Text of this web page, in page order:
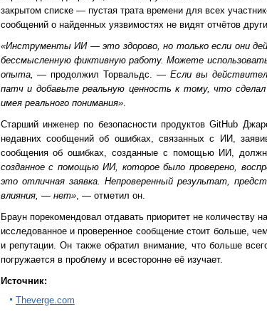
закрытом списке — пустая трата времени для всех
сообщений о найденных уязвимостях не видят отчётов
«Инструменты ИИ — это здорово, но только если они
бессмысленную фиктивную работу. Можете
опыта, — продолжил Торвальдс. —Если вы
патч и добавьте реальную ценность к тому, что
имея реального понимания».
Старший инженер по безопасности продуктов GitHub
недавних сообщений об ошибках, связанных с ИИ,
сообщения об ошибках, созданные с помощью ИИ,
созданное с помощью ИИ, которое было проверено,
это отличная заявка. Непроверенный результат,
влияния, — нет», — отметил он.
Браун порекомендовал отдавать приоритет не
исследованное и проверенное сообщение стоит больше,
и репутации. Он также обратил внимание, что больше
погружается в проблему и всесторонне её изучает.
Источник:
Theverge.com